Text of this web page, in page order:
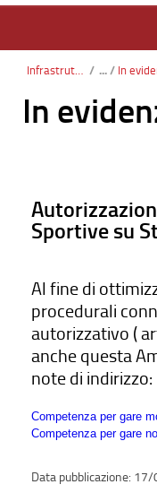
Infrastrutture e trasporti / In
In
Sportive su
Al fine di
procedurali
autorizzativo (
anche questa
note di indirizzo:
Competenza per gare
Competenza per gare
17/